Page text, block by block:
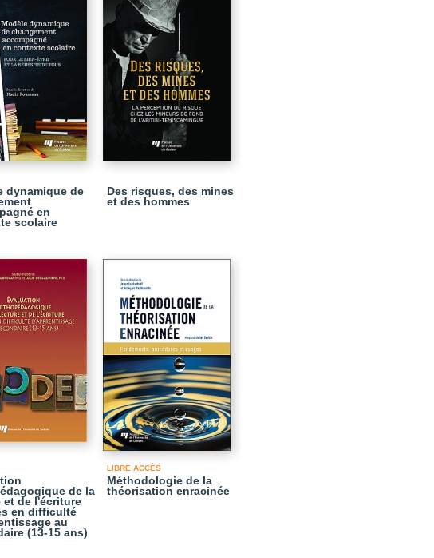
dynamique de
en
scolaire
Des risques, des mines
et des hommes
de la
et de l'écriture
en difficulté
au
(13-15 ans)
LIBRE ACCÈS
Méthodologie de la
théorisation enracinée